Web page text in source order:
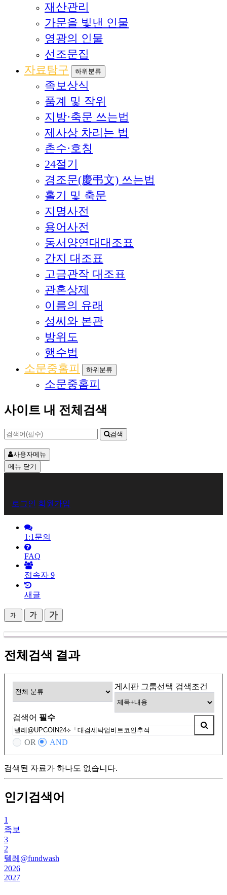
재산관리
가문을 빛낸 인물
영광의 인물
선조문집
자료탐구
하위분류
족보상식
품계 및 작위
지방·축문 쓰는법
제사상 차리는 법
촌수·호칭
24절기
경조문(慶弔文) 쓰는법
홀기 및 축문
지명사전
용어사전
동서양연대대조표
간지 대조표
고금관작 대조표
관혼상제
이름의 유래
성씨와 본관
방위도
행수법
소문중홈피
하위분류
소문중홈피
사이트 내 전체검색
검색
사용자메뉴
메뉴 닫기
원
로
그
인
로그인 회원가입
1:1문의
FAQ
접속자 9
새글
전체검색 결과
게시판 그룹선택 검색조건
검색어 필수
OR AND
검색된 자료가 하나도 없습니다.
인기검색어
1
족보
3
2
텔레@fundwash
2026
2027